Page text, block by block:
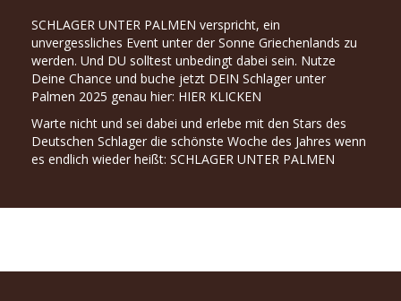
SCHLAGER UNTER PALMEN verspricht, ein
unvergessliches Event unter der Sonne Griechenlands zu
werden. Und DU solltest unbedingt dabei sein. Nutze
Deine Chance und buche jetzt DEIN Schlager unter
Palmen 2025 genau hier: HIER KLICKEN
Warte nicht und sei dabei und erlebe mit den Stars des
Deutschen Schlager die schönste Woche des Jahres wenn
es endlich wieder heißt: SCHLAGER UNTER PALMEN